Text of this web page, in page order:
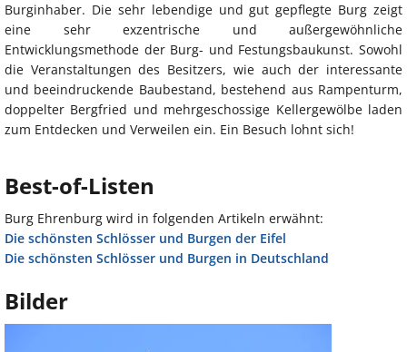
Burginhaber. Die sehr lebendige und gut gepflegte Burg zeigt
eine sehr exzentrische und außergewöhnliche
Entwicklungsmethode der Burg- und Festungsbaukunst. Sowohl
die Veranstaltungen des Besitzers, wie auch der interessante
und beeindruckende Baubestand, bestehend aus Rampenturm,
doppelter Bergfried und mehrgeschossige Kellergewölbe laden
zum Entdecken und Verweilen ein. Ein Besuch lohnt sich!
Best-of-Listen
Burg Ehrenburg wird in folgenden Artikeln erwähnt:
Die schönsten Schlösser und Burgen der Eifel
Die schönsten Schlösser und Burgen in Deutschland
Bilder